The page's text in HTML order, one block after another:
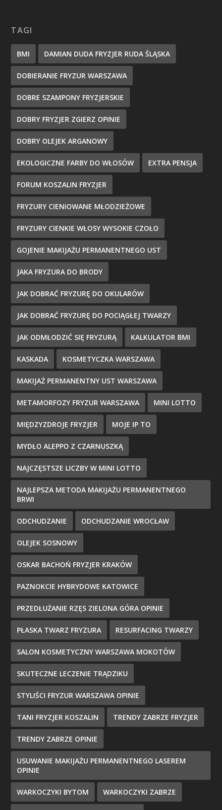
TAGI
BMI DAMIAN DUDA FRYZJER RUDA ŚLĄSKA
DOBIERANIE FRYZUR WARSZAWA
DOBRE SZAMPONY FRYZJERSKIE
DOBRY FRYZJER ZGIERZ OPINIE
DOBRY OLEJEK ARGANOWY
EKOLOGICZNE FARBY DO WŁOSÓW EXTRA PENSJA
FORUM KOSZALIN FRYZJER
FRYZURY CIENIOWANE MŁODZIEŻOWE
FRYZURY CIENKIE WŁOSY WYSOKIE CZOŁO
GOJENIE MAKIJAŻU PERMANENTNEGO UST
JAKA FRYZURA DO BRODY
JAK DOBRAĆ FRYZURĘ DO OKULARÓW
JAK DOBRAĆ FRYZURĘ DO POCIĄGŁEJ TWARZY
JAK ODMŁODZIĆ SIĘ FRYZURĄ KALKULATOR BMI
KASKADA KOSMETYCZKA WARSZAWA
MAKIJAŻ PERMANENTNY UST WARSZAWA
METAMORFOZY FRYZUR WARSZAWA MINI LOTTO
MIĘDZYZDROJE FRYZJER MOJE IP TO
MYDŁO ALEPPO Z CZARNUSZKĄ
NAJCZĘSTSZE LICZBY W MINI LOTTO
NAJLEPSZA METODA MAKIJAŻU PERMANENTNEGO
BRWI
ODCHUDZANIE ODCHUDZANIE WROCŁAW
OLEJEK SOSNOWY
OSKAR BACHOŃ FRYZJER KRAKÓW
PAZNOKCIE HYBRYDOWE KATOWICE
PRZEDŁUŻANIE RZĘS ZIELONA GÓRA OPINIE
PŁASKA TWARZ FRYZURA RESURFACING TWARZY
SALON KOSMETYCZNY WARSZAWA MOKOTÓW
SKUTECZNE LECZENIE TRĄDZIKU
STYLIŚCI FRYZUR WARSZAWA OPINIE
TANI FRYZJER KOSZALIN TRENDY ZABRZE FRYZJER
TRENDY ZABRZE OPINIE
USUWANIE MAKIJAŻU PERMANENTNEGO LASEREM
OPINIE
WARKOCZYKI BYTOM WARKOCZYKI ZABRZE